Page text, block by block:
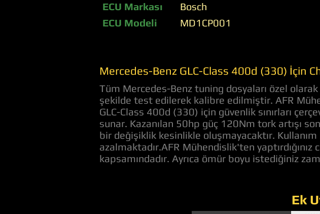
ECU Markası
ECU Modeli
Bosch
MD1CP001
Mercedes-Benz GLC-Class 400d (330) İçin
Tüm Mercedes-Benz tuning dosyaları özel
şekilde test edilerek kalibre edilmiştir. AFR
GLC-Class 400d (330) için güvenlik sınırları
sunar. Kazanılan 50hp güç 120Nm tork artışı
bir değişiklik kesinlikle oluşmayacaktır. Kullanım
azalmaktadır.AFR Mühendislik'ten
kapsamındadır. Ayrıca ömür boyu istediğiniz
Ek